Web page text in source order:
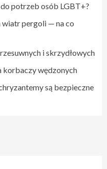
potrzeb osób LGBT+?
wiatr pergoli — na co
i skrzydłowych
korbaczy wędzonych
są bezpieczne